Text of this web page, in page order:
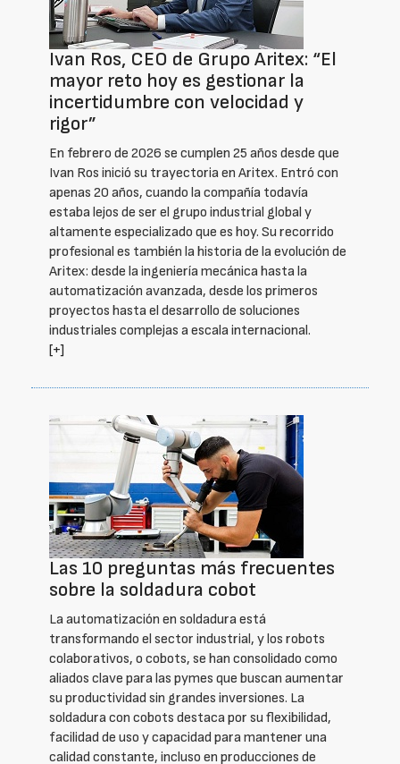
Ivan Ros, CEO de Grupo Aritex: “El
mayor reto hoy es gestionar la
incertidumbre con velocidad y
rigor”
En febrero de 2026 se cumplen 25 años desde que
Ivan Ros inició su trayectoria en Aritex. Entró con
apenas 20 años, cuando la compañía todavía
estaba lejos de ser el grupo industrial global y
altamente especializado que es hoy. Su recorrido
profesional es también la historia de la evolución de
Aritex: desde la ingeniería mecánica hasta la
automatización avanzada, desde los primeros
proyectos hasta el desarrollo de soluciones
industriales complejas a escala internacional.
[+]
Las 10 preguntas más frecuentes
sobre la soldadura cobot
La automatización en soldadura está
transformando el sector industrial, y los robots
colaborativos, o cobots, se han consolidado como
aliados clave para las pymes que buscan aumentar
su productividad sin grandes inversiones. La
soldadura con cobots destaca por su flexibilidad,
facilidad de uso y capacidad para mantener una
calidad constante, incluso en producciones de